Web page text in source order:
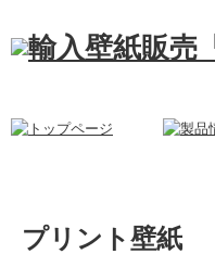
プリント壁紙